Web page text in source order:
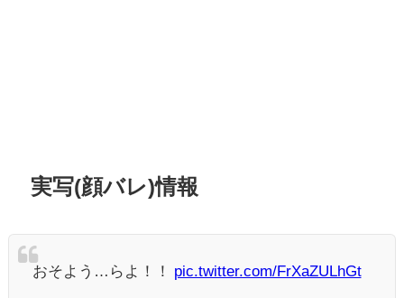
実写(顔バレ)情報
おそよう…らよ！！ pic.twitter.com/FrXaZULhGt